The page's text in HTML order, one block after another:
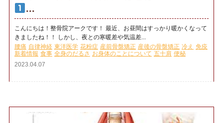
...
こんにちは！整骨院アークです！ 最近、お昼間はすっかり暖かくなって
きましたね！！ しかし、夜との寒暖差や気温差...
腰痛 自律神経 東洋医学 花粉症 産前骨盤矯正 産後の骨盤矯正 冷え 免疫
新着情報 食事 全身のだるさ お身体のことについて 五十肩 便秘
2023.04.07